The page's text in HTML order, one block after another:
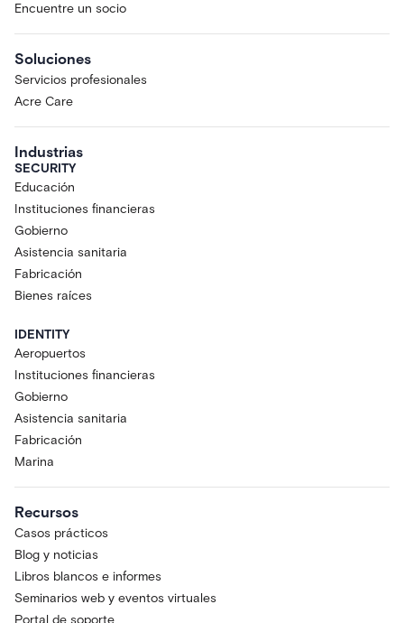
Encuentre un socio
Soluciones
Servicios profesionales
Acre Care
Industrias
SECURITY
Educación
Instituciones financieras
Gobierno
Asistencia sanitaria
Fabricación
Bienes raíces
IDENTITY
Aeropuertos
Instituciones financieras
Gobierno
Asistencia sanitaria
Fabricación
Marina
Recursos
Casos prácticos
Blog y noticias
Libros blancos e informes
Seminarios web y eventos virtuales
Portal de soporte